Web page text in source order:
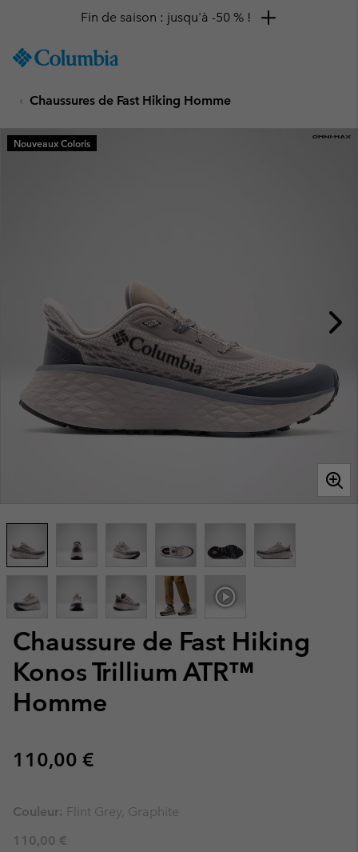
TO
SKIP
MAIN
NAV
Fin de saison : jusqu'à -50 % !
Chaussures de Fast Hiking Homme
Chaussure de Fast Hiking
Konos Trillium ATR™
Homme
Regular price:
110,00 €
Nouveaux Coloris
Couleur: Flint Grey, Graphite
110,00 €